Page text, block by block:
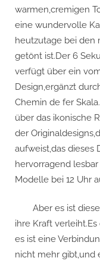
warmen,cremigen
eine wundervolle
heutzutage bei den
getönt ist.Der 6
verfügt über ein
Design,ergänzt
Chemin de fer
über das ikonische
der
aufweist,das dieses
hervorragend
Modelle bei 12 Uhr
Aber es ist diese
ihre Kraft
es ist eine
nicht mehr gibt,und